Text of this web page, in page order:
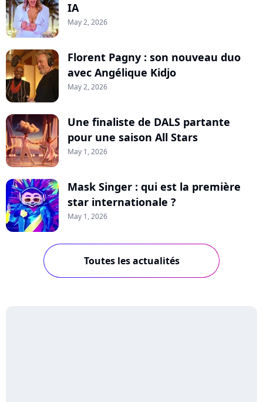
IA
May 2, 2026
Florent Pagny : son nouveau duo
avec Angélique Kidjo
May 2, 2026
Une finaliste de DALS partante
pour une saison All Stars
May 1, 2026
Mask Singer : qui est la première
star internationale ?
May 1, 2026
Toutes les actualités